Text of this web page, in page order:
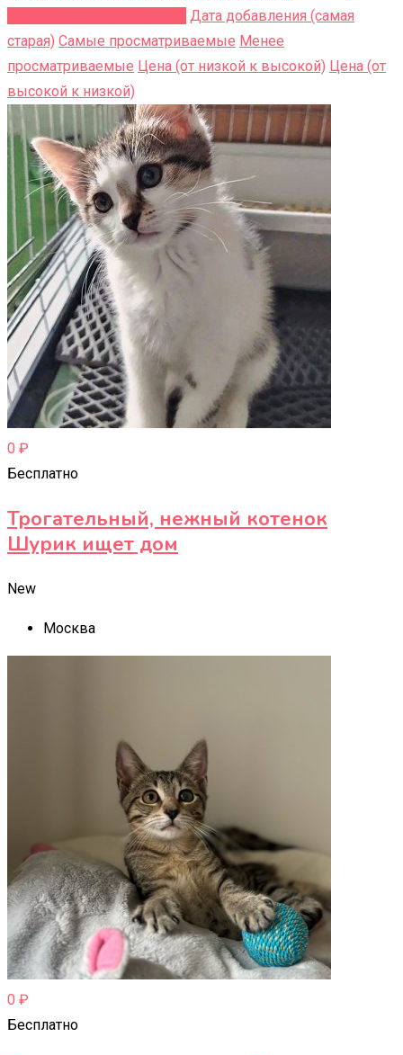
Дата добавления (самая
старая) Самые просматриваемые Менее
просматриваемые Цена (от низкой к высокой) Цена (от
высокой к низкой)
0 ₽
Бесплатно
Трогательный, нежный котенок
Шурик ищет дом
New
Москва
0 ₽
Бесплатно